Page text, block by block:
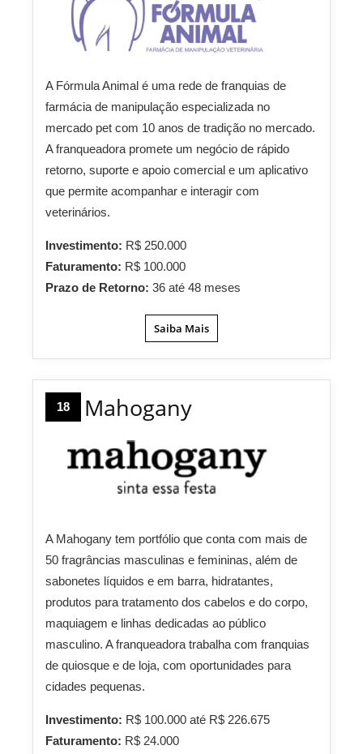
A Fórmula Animal é uma rede de franquias de
farmácia de manipulação especializada no
mercado pet com 10 anos de tradição no mercado.
A franqueadora promete um negócio de rápido
retorno, suporte e apoio comercial e um aplicativo
que permite acompanhar e interagir com
veterinários.
Investimento: R$ 250.000
Faturamento: R$ 100.000
Prazo de Retorno: 36 até 48 meses
Saiba Mais
18 Mahogany
A Mahogany tem portfólio que conta com mais de
50 fragrâncias masculinas e femininas, além de
sabonetes líquidos e em barra, hidratantes,
produtos para tratamento dos cabelos e do corpo,
maquiagem e linhas dedicadas ao público
masculino. A franqueadora trabalha com franquias
de quiosque e de loja, com oportunidades para
cidades pequenas.
Investimento: R$ 100.000 até R$ 226.675
Faturamento: R$ 24.000